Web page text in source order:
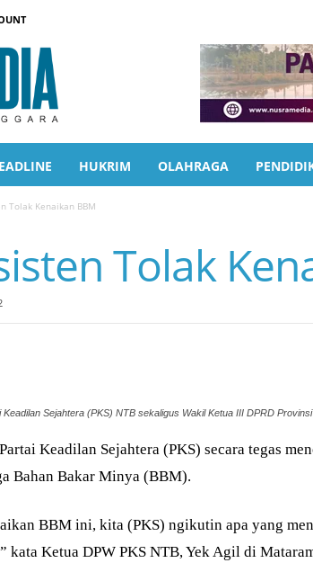
HUKRIM OLAHRAGA
Tolak Kenaikan BBM
Tolak
Keadilan Sejahtera (PKS) NTB sekaligus Wakil Ketua III DPRD
Keadilan Sejahtera (PKS) secara tegas
Bahan Bakar Minya (BBM).
BBM ini, kita (PKS) ngikutin apa yang
Ketua DPW PKS NTB, Yek Agil di